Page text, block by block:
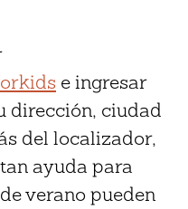
e ingresar
dirección, ciudad
del localizador,
ayuda para
verano pueden